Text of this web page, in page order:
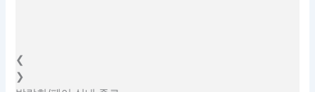
❮
❯